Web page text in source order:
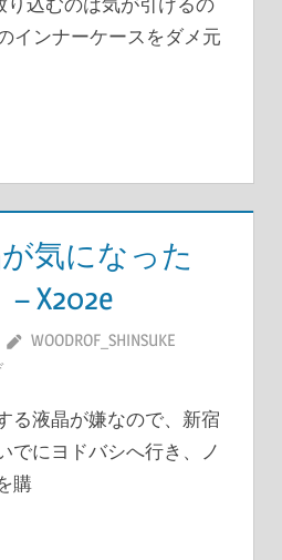
インナーケースをダメ元
気になった
X202e
WOODROF_SHINSUKE
る液晶が嫌なので、新宿
でにヨドバシへ行き、ノ
購